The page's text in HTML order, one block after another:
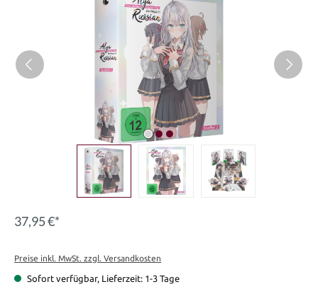
37,95 €*
Preise inkl. MwSt. zzgl. Versandkosten
Sofort verfügbar, Lieferzeit: 1-3 Tage